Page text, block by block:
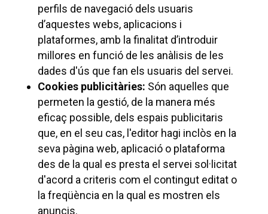
perfils de navegació dels usuaris
d’aquestes webs, aplicacions i
plataformes, amb la finalitat d’introduir
millores en funció de les anàlisis de les
dades d'ús que fan els usuaris del servei.
Cookies publicitàries: Són aquelles que
permeten la gestió, de la manera més
eficaç possible, dels espais publicitaris
que, en el seu cas, l'editor hagi inclòs en la
seva pàgina web, aplicació o plataforma
des de la qual es presta el servei sol·licitat
d'acord a criteris com el contingut editat o
la freqüència en la qual es mostren els
anuncis.